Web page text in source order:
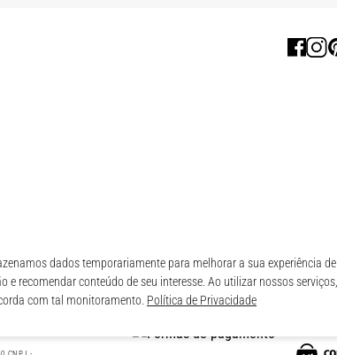
dados temporariamente para melhorar a sua experiência de
e recomendar conteúdo de seu interesse. Ao utilizar nossos serviços,
com tal monitoramento. Política de Privacidade